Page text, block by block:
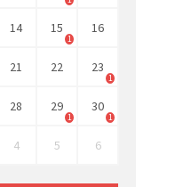
14 15
1
16
21 22 23
1
28 29
1
30
1
4 5 6